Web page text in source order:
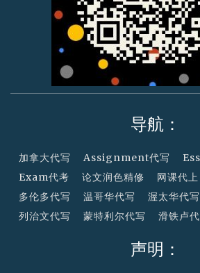
导航：
加拿大代写 Assignment代写
Exam代考
论文润色精修 网课代上
多伦多代写
温哥华代写 渥太华代写
列治文代写
蒙特利尔代写 滑铁卢
声明：